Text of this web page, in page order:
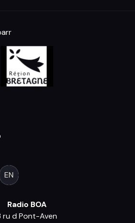
EN
Radio BOA
ru d Pont-Aven